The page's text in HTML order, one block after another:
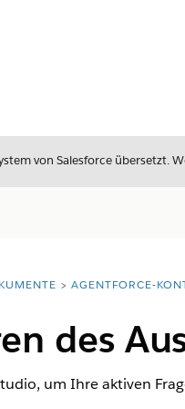
von Salesforce übersetzt.
AGENTFORCE-
des
um Ihre aktiven